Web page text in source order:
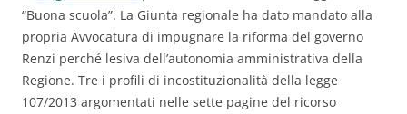
“Buona scuola”. La Giunta regionale ha dato mandato alla
propria Avvocatura di impugnare la riforma del governo
Renzi perché lesiva dell’autonomia amministrativa della
Regione. Tre i profili di incostituzionalità della legge
107/2013 argomentati nelle sette pagine del ricorso